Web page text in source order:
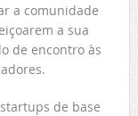
a comunidade
a sua
de encontro às
startups de base